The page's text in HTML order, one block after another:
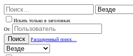
Искать только в заголовках
От:
Поиск Расширенный поиск…